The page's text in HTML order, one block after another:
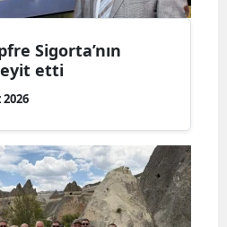
Sigorta’nın
etti